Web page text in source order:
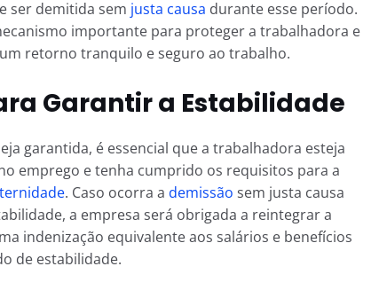
ser demitida sem justa causa durante esse período.
importante para proteger a trabalhadora e
retorno tranquilo e seguro ao trabalho.
Garantir a Estabilidade
garantida, é essencial que a trabalhadora esteja
emprego e tenha cumprido os requisitos para a
. Caso ocorra a demissão sem justa causa
a empresa será obrigada a reintegrar a
indenização equivalente aos salários e benefícios
de estabilidade.